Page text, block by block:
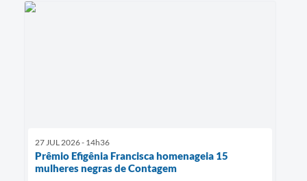
27 JUL 2026 - 14h36
Prêmio Efigênia Francisca homenageia 15
mulheres negras de Contagem